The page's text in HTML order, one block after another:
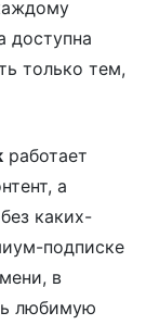
доступна
только тем,
работает
а
каких-
подписке
в
любимую